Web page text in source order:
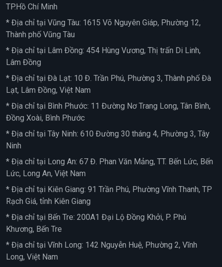
TP.Hồ Chí Minh
* Địa chỉ tại Vũng Tàu: 1615 Võ Nguyên Giáp, Phường 12,
Thành phố Vũng Tàu
* Địa chỉ tại Lâm Đồng: 454 Hùng Vương, Thị trấn Di Linh,
Lâm Đồng
* Địa chỉ tại Đà Lạt: 10 Đ. Trần Phú, Phường 3, Thành phố Đà
Lạt, Lâm Đồng, Việt Nam
* Địa chỉ tại Bình Phước: 11 Đường Nơ Trang Long, Tân Bình,
Đồng Xoài, Bình Phước
* Địa chỉ tại Tây Ninh: 610 Đường 30 tháng 4, Phường 3, Tây
Ninh
* Địa chỉ tại Long An: 67 Đ. Phan Văn Mảng, TT. Bến Lức, Bến
Lức, Long An, Việt Nam
* Địa chỉ tại Kiên Giang: 91 Trần Phú, Phường Vĩnh Thanh, TP
Rạch Giá, tỉnh Kiên Giang
* Địa chỉ tại Bến Tre: 200A1 Đại Lộ Đồng Khởi, P. Phú
Khương, Bến Tre
* Địa chỉ tại Vĩnh Long: 142 Nguyễn Huệ, Phường 2, Vĩnh
Long, Việt Nam